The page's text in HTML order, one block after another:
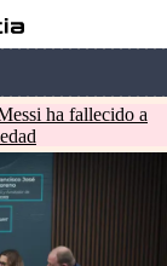
ha fallecido a